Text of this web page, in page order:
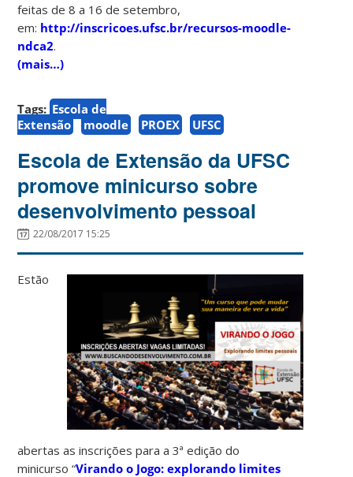
feitas de 8 a 16 de setembro,
em: http://inscricoes.ufsc.br/recursos-moodle-
ndca2.
(mais…)
Tags: Escola de
Extensão
moodle PROEX UFSC
Escola de Extensão da UFSC
promove minicurso sobre
desenvolvimento pessoal
22/08/2017 15:25
Estão
abertas as inscrições para a 3ª edição do
minicurso “Virando o Jogo: explorando limites